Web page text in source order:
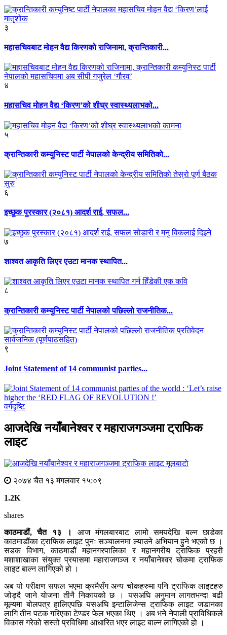
३
महासचिवबाट मोहन वैद्य किरणको राजिनामा, क्रान्तिकारी...
४
महासचिव मोहन वैद्य ‘किरण’को शीघ्र स्वास्थ्यलाभको...
५
क्रान्तिकारी कम्युनिस्ट पार्टी नेपालको केन्द्रीय समितिको...
६
इच्छुक पुरस्कार (२०८१) आदर्श राई, सफल...
७
शाश्वत आकृति लिएर एउटा मानक स्थापित...
८
क्रान्तिकारी कम्युनिस्ट पार्टी नेपालको पछिल्लो राजनीतिक...
९
Joint Statement of 14 communist parties...
वर्गदृष्टि
आजदेखि नयाँबानेश्वर र महाराजगञ्जमा ट्राफिक
लाइट
मूलबाटाे
२०७४ चैत १३ मंगलवार १५:०९
1.2K
shares
काठमाडौं, चैत १३ ।
आज मंगलबारबाट लामो समयदेखि बल्न छाडेका
काठमाडौंका ट्राफिक लाइट पुनः सञ्चालनमा ल्याउने अभियान हुने भएको छ ।
सडक विभाग, काठमाडौं महानगरपालिका र महानगरीय ट्राफिक प्रहरी
मशाशाखाका संयुक्त प्रयासमा महाराजगञ्ज र नयाँबानेश्वर चोकमा ट्राफिक
लाइट बाल्न लागिएको हो ।
अब यो परीक्षण सफल भएमा क्रमैसँग अन्य चोकहरुमा पनि ट्राफिक लाइटहरु
जोड्दै जाने योजना तीनै निकायको छ । यसअघि अनुमान लागतभन्दा बढी
मूल्यमा बोलपत्र हालिएपछि यसअघि इन्टालिजेन्स ट्राफिक लाइट जडानका
लागि तीन पटक गरिएका टेण्डर फेल भएका थिए । अब भने नेपाली प्राविधिकले
विकास गरेको सस्तो प्रविधिमा आधारित भएर लाइट बाल्न लागिएको हो ।